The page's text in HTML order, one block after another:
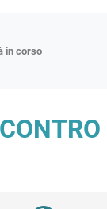
in corso